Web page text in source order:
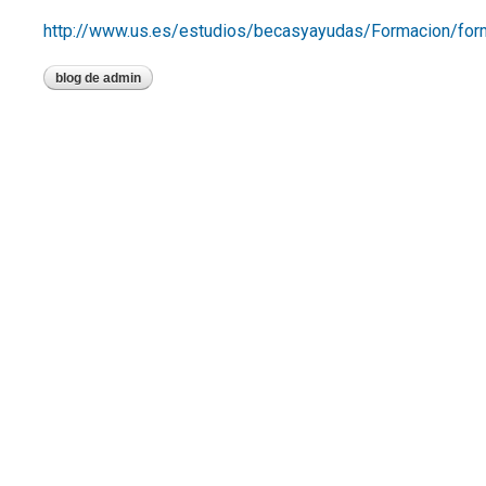
http://www.us.es/estudios/becasyayudas/Formacion/
blog de admin